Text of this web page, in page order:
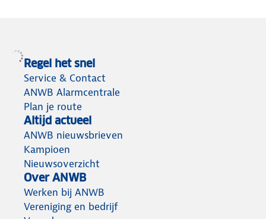
Regel het snel
Service & Contact
ANWB Alarmcentrale
Plan je route
Altijd actueel
ANWB nieuwsbrieven
Kampioen
Nieuwsoverzicht
Over ANWB
Werken bij ANWB
Vereniging en bedrijf